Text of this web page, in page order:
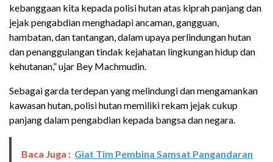
kebanggaan kita kepada polisi hutan atas kiprah panjang dan
jejak pengabdian menghadapi ancaman, gangguan,
hambatan, dan tantangan, dalam upaya perlindungan hutan
dan penanggulangan tindak kejahatan lingkungan hidup dan
kehutanan,” ujar Bey Machmudin.
Sebagai garda terdepan yang melindungi dan mengamankan
kawasan hutan, polisi hutan memiliki rekam jejak cukup
panjang dalam pengabdian kepada bangsa dan negara.
Baca Juga : Giat Tim Pembina Samsat Pangandaran